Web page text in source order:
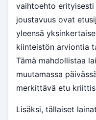
vaihtoehto erityisesti
joustavuus ovat
yleensä
kiinteistön arviontia
Tämä mahdollistaa
muutamassa
merkittävä etu
Lisäksi, tällaiset